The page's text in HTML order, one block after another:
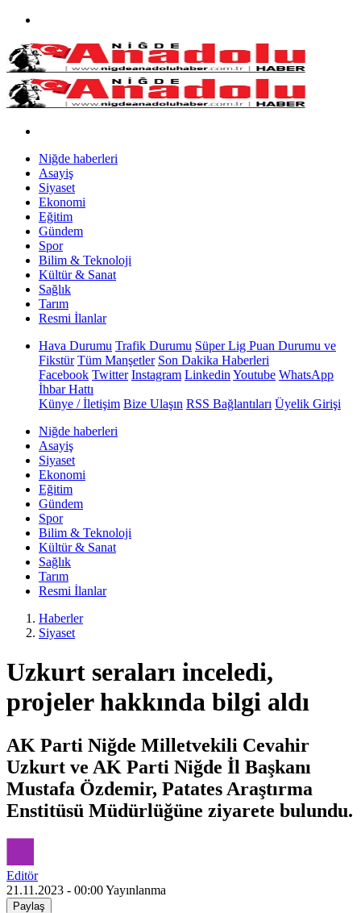
Niğde haberleri
Asayiş
Siyaset
Ekonomi
Eğitim
Gündem
Spor
Bilim & Teknoloji
Kültür & Sanat
Sağlık
Tarım
Resmi İlanlar
Hava Durumu Trafik Durumu Süper Lig Puan Durumu ve
Fikstür Tüm Manşetler Son Dakika Haberleri
Facebook Twitter Instagram Linkedin Youtube WhatsApp
İhbar Hattı
Künye / İletişim Bize Ulaşın RSS Bağlantıları Üyelik Girişi
Niğde haberleri
Asayiş
Siyaset
Ekonomi
Eğitim
Gündem
Spor
Bilim & Teknoloji
Kültür & Sanat
Sağlık
Tarım
Resmi İlanlar
Haberler
Siyaset
Uzkurt seraları inceledi,
projeler hakkında bilgi aldı
AK Parti Niğde Milletvekili Cevahir
Uzkurt ve AK Parti Niğde İl Başkanı
Mustafa Özdemir, Patates Araştırma
Enstitüsü Müdürlüğüne ziyarete bulundu.
Editör
21.11.2023 - 00:00Yayınlanma
Paylaş